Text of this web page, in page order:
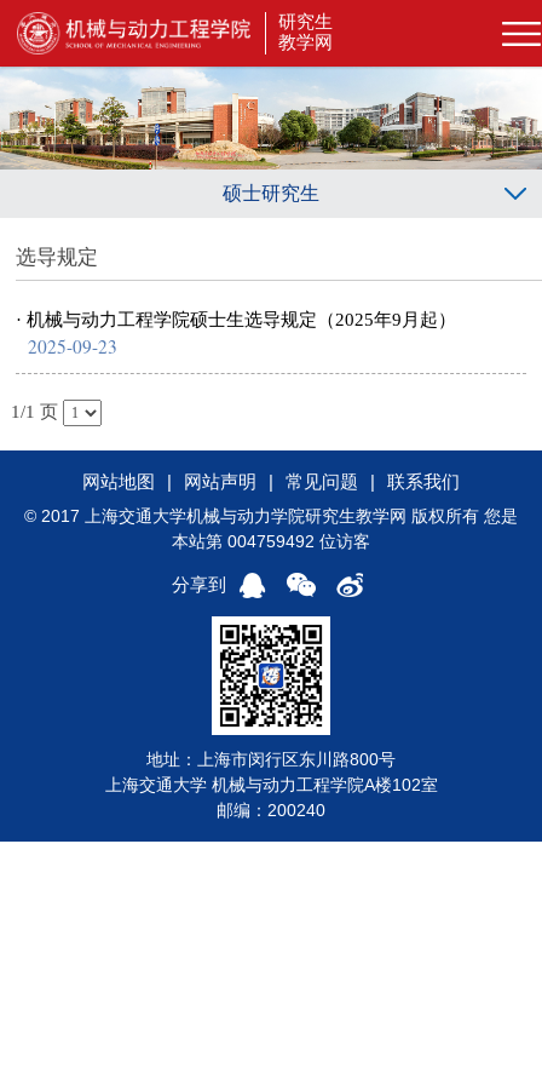
研究生
教学网
硕士研究生
选导规定
· 机械与动力工程学院硕士生选导规定（2025年9月起）
2025-09-23
1/1 页
网站地图 | 网站声明 | 常见问题 | 联系我们
© 2017 上海交通大学机械与动力学院研究生教学网 版权所有 您是
本站第 004759492 位访客
分享到
地址：上海市闵行区东川路800号
上海交通大学 机械与动力工程学院A楼102室
邮编：200240